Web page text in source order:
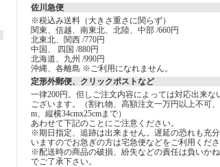
佐川急便
※税込み送料（大きさ重さに関らず）
関東、信越、南東北、北陸、中部 /660円
北東北、関西 /770円
中国、 四国 /880円
北海道、九州 /990円
沖縄、各離島 ※ご利用になれません。
定形外郵便、クリックポストなど
一律200円。但しご注文内容によっては対応出来な
ございます。（割れ物、高額注文一万円以上不可
m、縦横34cmx25cmまで）
あわせて下記のことにご注意ください。
※期日指定、追跡は出来ません。遅延の恐れも充
いますのでお急ぎの方は宅急便などをご利用くださ
※配送時の商品の破損、紛失などの責任は負いか
でご了承下さい。